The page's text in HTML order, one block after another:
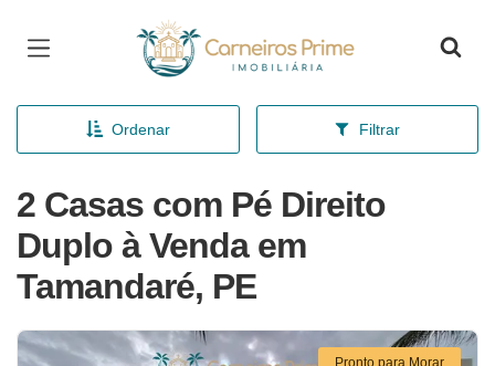
Página inicial
Ordenar Filtrar
2 Casas com Pé Direito
Duplo à Venda em
Tamandaré, PE
Pronto para Morar